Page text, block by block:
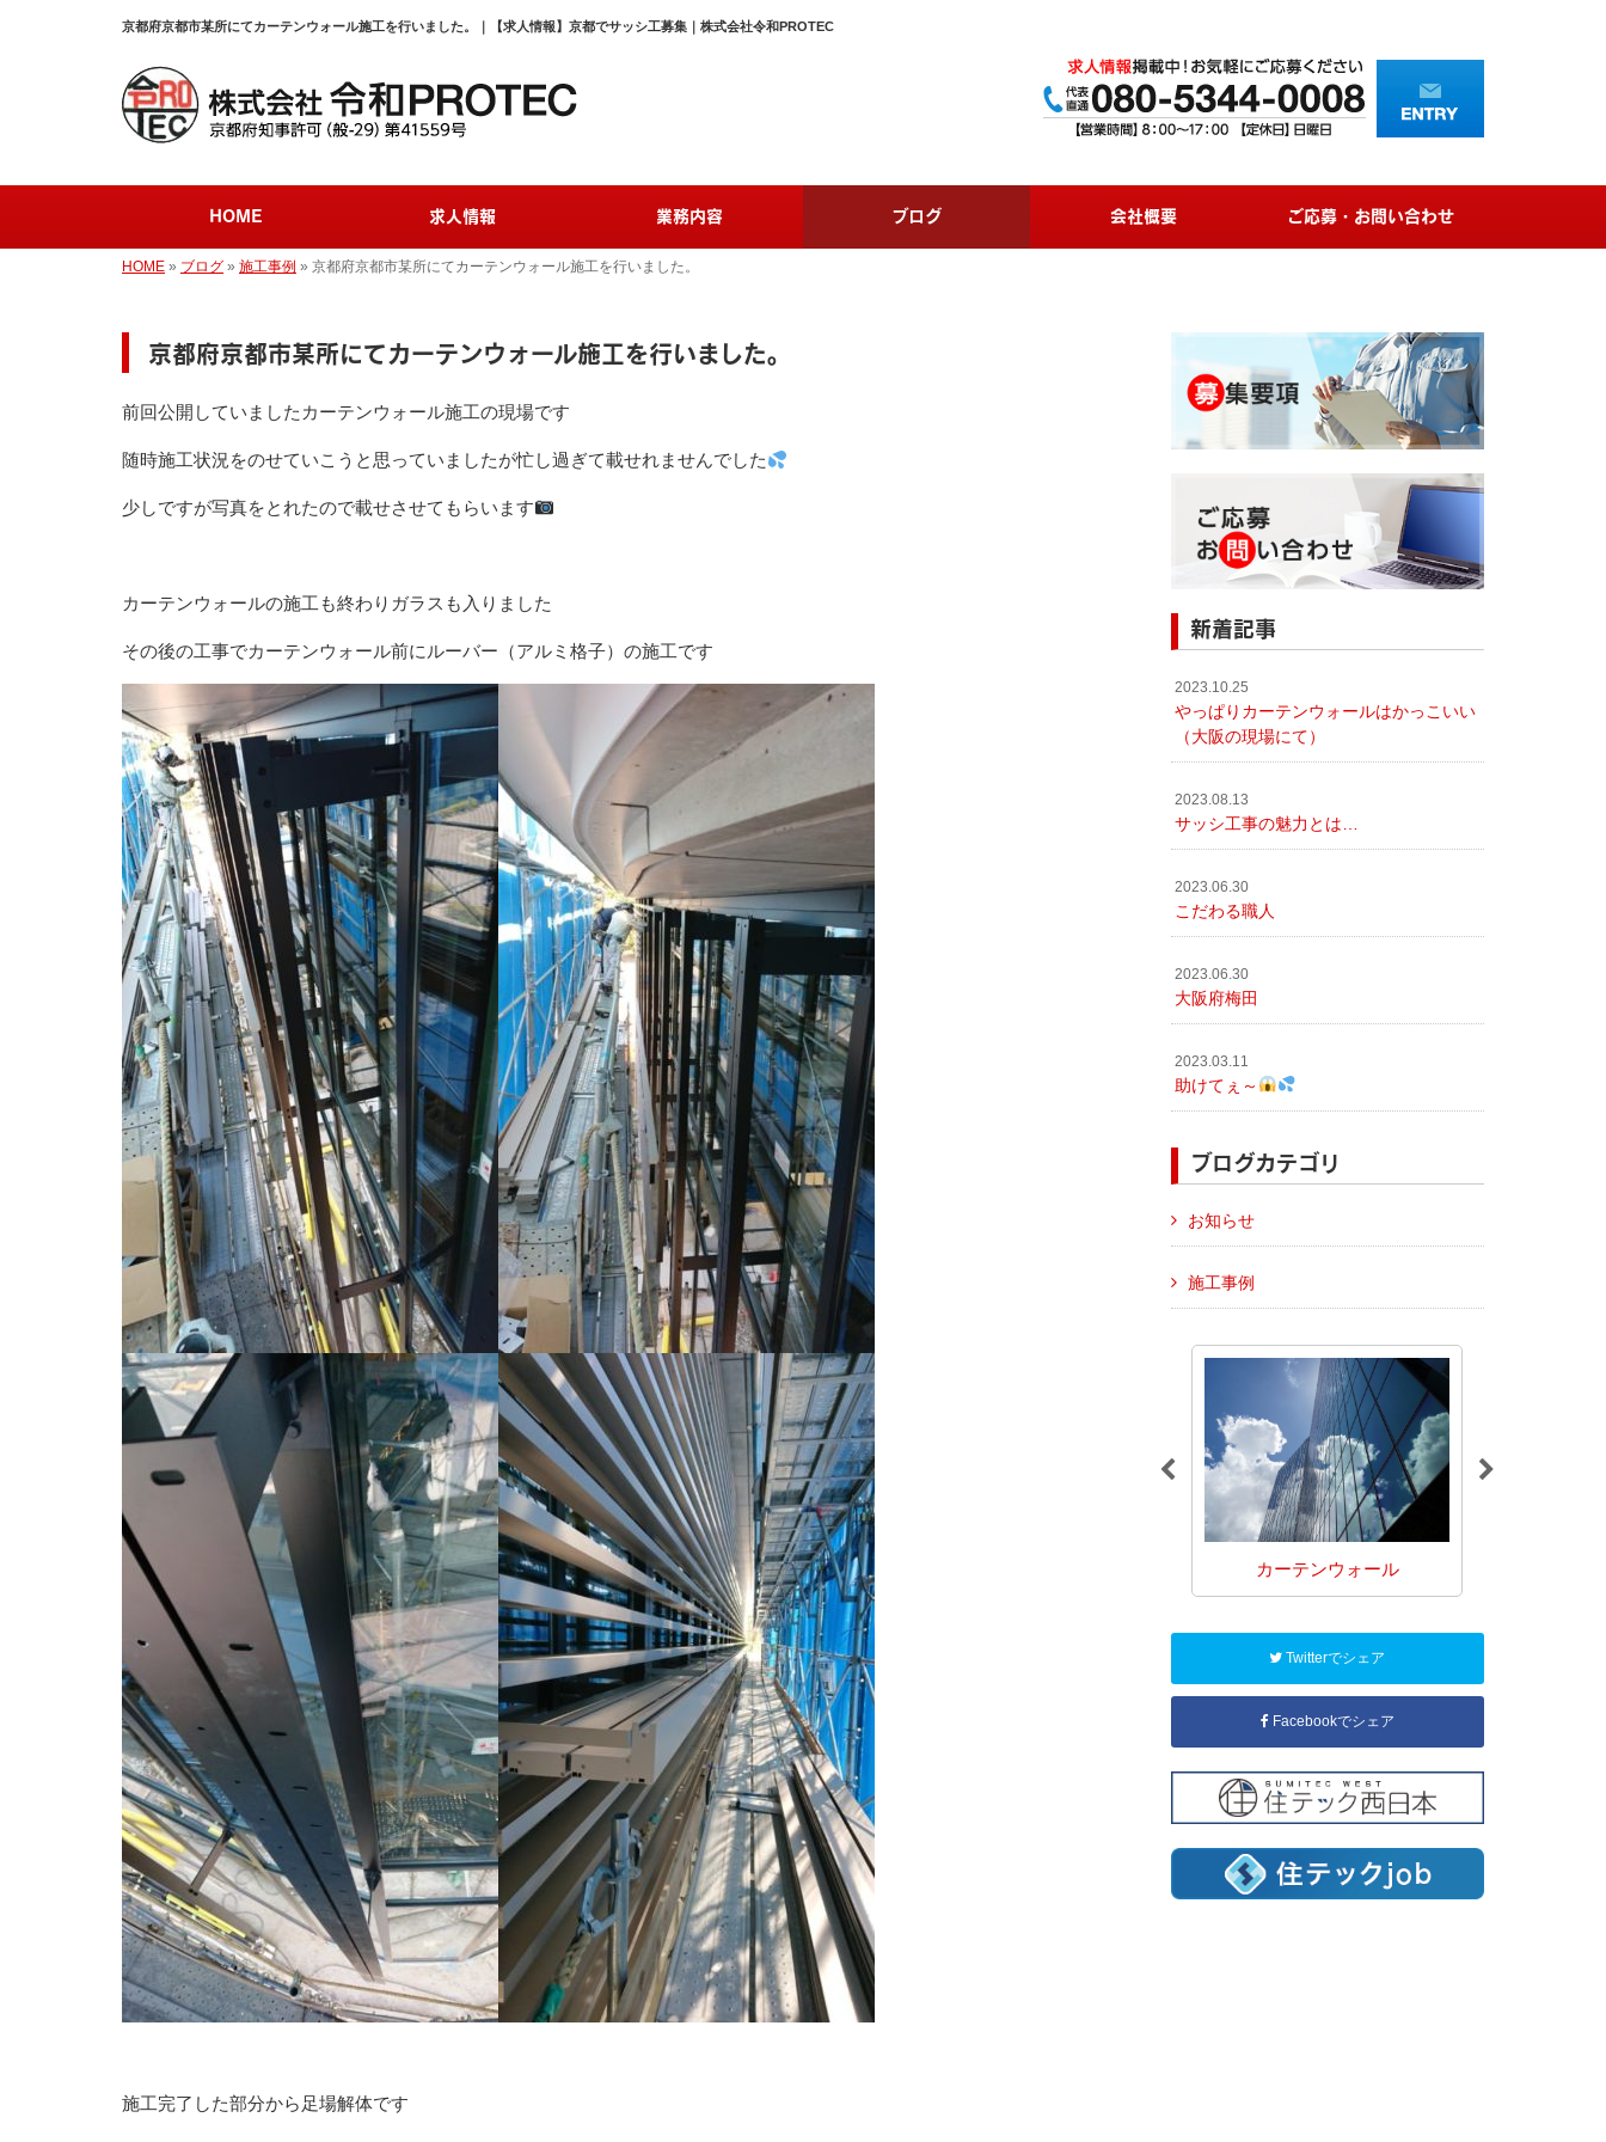
京都府京都市某所にてカーテンウォール施工を行いました。｜【求人情報】京都でサッシ工募集｜株式会社令和PROTEC
HOME 求人情報 業務内容 ブログ 会社概要 ご応募・お問い合わせ
HOME » ブログ » 施工事例 » 京都府京都市某所にてカーテンウォール施工を行いました。
京都府京都市某所にてカーテンウォール施工を行いました。
前回公開していましたカーテンウォール施工の現場です
随時施工状況をのせていこうと思っていましたが忙し過ぎて載せれませんでした
少しですが写真をとれたので載せさせてもらいます
カーテンウォールの施工も終わりガラスも入りました
その後の工事でカーテンウォール前にルーバー（アルミ格子）の施工です
施工完了した部分から足場解体です
新着記事
2023.10.25
やっぱりカーテンウォールはかっこいい
（大阪の現場にて）
2023.08.13
サッシ工事の魅力とは…
2023.06.30
こだわる職人
2023.06.30
大阪府梅田
2023.03.11
助けてぇ～
ブログカテゴリ
お知らせ
施工事例
装飾金物 カーテンウォール
Twitterでシェア
Facebookでシェア